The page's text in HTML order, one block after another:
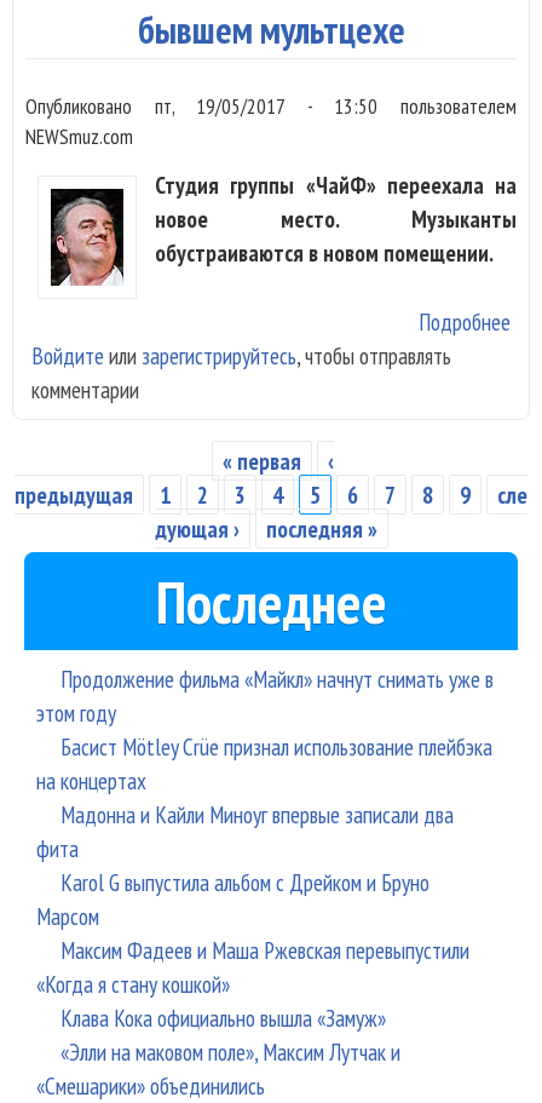
бывшем мультцехе
Опубликовано пт, 19/05/2017 - 13:50 пользователем
NEWSmuz.com
Студия группы «ЧайФ» переехала на
новое место. Музыканты
обустраиваются в новом помещении.
Подробнее
Войдите или зарегистрируйтесь, чтобы отправлять
комментарии
Страницы
« первая
‹
предыдущая
1 2 3 4 5 6 7 8 9
сле
дующая ›
последняя »
Последнее
Продолжение фильма «Майкл» начнут снимать уже в
этом году
Басист Mötley Crüe признал использование плейбэка
на концертах
Мадонна и Кайли Миноуг впервые записали два
фита
Karol G выпустила альбом с Дрейком и Бруно
Марсом
Максим Фадеев и Маша Ржевская перевыпустили
«Когда я стану кошкой»
Клава Кока официально вышла «Замуж»
«Элли на маковом поле», Максим Лутчак и
«Смешарики» объединились